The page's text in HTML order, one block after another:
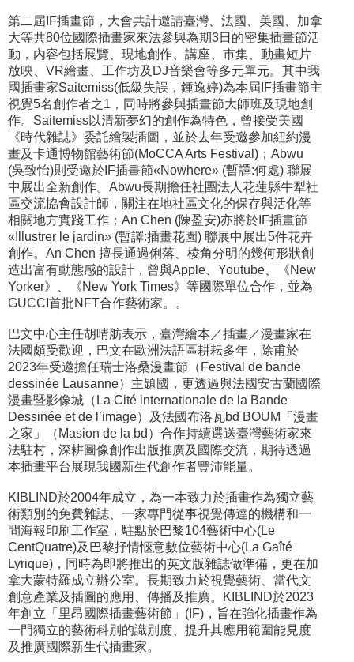
第二屆IF插畫節，大會共計邀請臺灣、法國、美國、加拿
大等共80位國際插畫家來法參與為期3日的密集插畫節活
動，內容包括展覽、現地創作、講座、市集、動畫短片
放映、VR繪畫、工作坊及DJ音樂會等多元單元。其中我
國插畫家Saitemiss(低級失誤，鍾逸婷)為本屆IF插畫節主
視覺5名創作者之1，同時將參與插畫節大師班及現地創
作。Saitemiss以清新夢幻的創作為特色，曾接受美國
《時代雜誌》委託繪製插圖，並於去年受邀參加紐約漫
畫及卡通博物館藝術節(MoCCA Arts Festival)；Abwu
(吳致怡)則受邀於IF插畫節«Nowhere» (暫譯:何處) 聯展
中展出全新創作。Abwu長期擔任社團法人花蓮縣牛犁社
區交流協會設計師，關注在地社區文化的保存與活化等
相關地方實踐工作；An Chen (陳盈安)亦將於IF插畫節
«Illustrer le jardin» (暫譯:插畫花園) 聯展中展出5件花卉
創作。An Chen 擅長通過俐落、棱角分明的幾何形狀創
造出富有動態感的設計，曾與Apple、Youtube、《New
Yorker》、《New York Times》等國際單位合作，並為
GUCCI首批NFT合作藝術家。。
巴文中心主任胡晴舫表示，臺灣繪本／插畫／漫畫家在
法國頗受歡迎，巴文在歐洲法語區耕耘多年，除甫於
2023年受邀擔任瑞士洛桑漫畫節（Festival de bande
dessinée Lausanne）主題國，更透過與法國安古蘭國際
漫畫暨影像城（La Cité internationale de la Bande
Dessinée et de l’image）及法國布洛瓦bd BOUM「漫畫
之家」（Masion de la bd）合作持續選送臺灣藝術家來
法駐村，深耕圖像創作出版推廣及國際交流，期待透過
本插畫平台展現我國新生代創作者豐沛能量。
KIBLIND於2004年成立，為一本致力於插畫作為獨立藝
術類別的免費雜誌、一家專門從事視覺傳達的機構和一
間海報印刷工作室，駐點於巴黎104藝術中心(Le
CentQuatre)及巴黎抒情愜意數位藝術中心(La Gaîté
Lyrique)，同時為即將推出的英文版雜誌做準備，更在加
拿大蒙特羅成立辦公室。長期致力於視覺藝術、當代文
創意產業及插圖的應用、傳播及推廣。KIBLIND於2023
年創立「里昂國際插畫藝術節」(IF)，旨在強化插畫作為
一門獨立的藝術科別的識別度、提升其應用範圍能見度
及推廣國際新生代插畫家。